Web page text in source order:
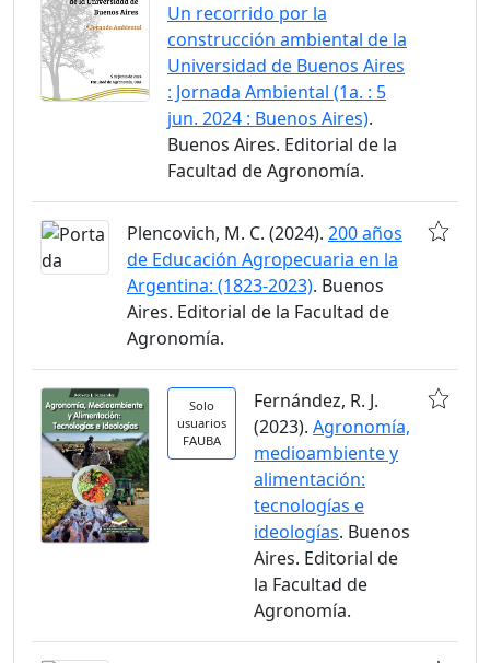
Un recorrido por la
construcción ambiental de la
Universidad de Buenos Aires
: Jornada Ambiental (1a. : 5
jun. 2024 : Buenos Aires).
Buenos Aires. Editorial de la
Facultad de Agronomía.
Plencovich, M. C. (2024). 200 años
de Educación Agropecuaria en la
Argentina: (1823-2023). Buenos
Aires. Editorial de la Facultad de
Agronomía.
Solo
usuarios
FAUBA
Fernández, R. J.
(2023). Agronomía,
medioambiente y
alimentación:
tecnologías e
ideologías. Buenos
Aires. Editorial de
la Facultad de
Agronomía.